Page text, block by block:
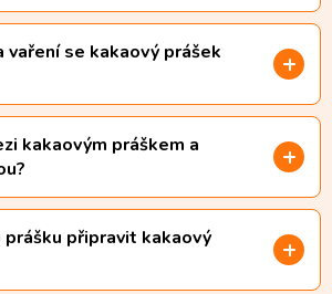
vaření se kakaový prášek
kakaovým práškem a
prášku připravit kakaový